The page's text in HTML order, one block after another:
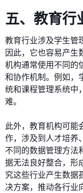
五、教育行
教育行业涉及学生管
因此，它也容易产生
机构通常使用不同的
和协作机制。例如，
统和课程管理系统中
难。
此外，教育机构可能
作，涉及到人才培养
不同的数据管理方法
据无法良好整合，形
究这些行业产生数据
决方案，推动各行业